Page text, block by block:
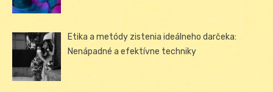
Etika a metódy zistenia ideálneho darčeka:
Nenápadné a efektívne techniky